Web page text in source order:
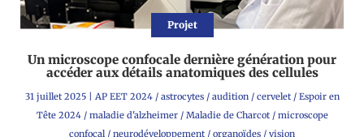
Projet
Un microscope confocale dernière génération pour
accéder aux détails anatomiques des cellules
31 juillet 2025| AP EET 2024/ astrocytes/ audition/ cervelet/ Espoir en
Tête 2024/ maladie d'alzheimer/ Maladie de Charcot/ microscope
confocal / neurodéveloppement / organoïdes / vision